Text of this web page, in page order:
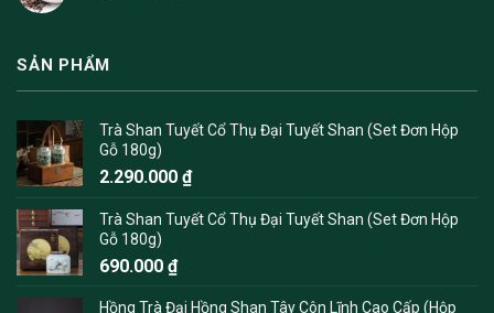
SẢN PHẨM
Trà Shan Tuyết Cổ Thụ Đại Tuyết Shan (Set Đơn Hộp
Gỗ 180g)
2.290.000 ₫
Trà Shan Tuyết Cổ Thụ Đại Tuyết Shan (Set Đơn Hộp
Gỗ 180g)
690.000 ₫
Hồng Trà Đại Hồng Shan Tây Côn Lĩnh Cao Cấp (Hộp